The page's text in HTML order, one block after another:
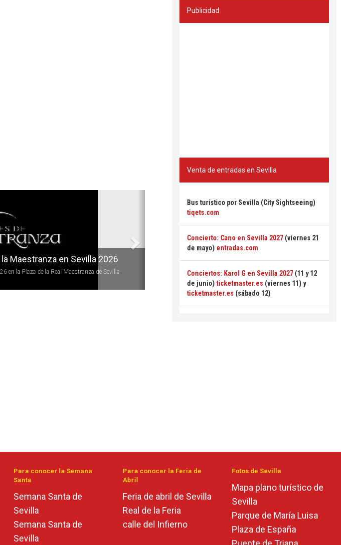
Maestranza en Sevilla 2026
en la Plaza de la Real Maestranza de Sevilla
Publicidad
Venta de entradas en Sevilla
Bus turístico por Sevilla (City Sightseeing)
tiqets.com
Concierto: Cano en Sevilla 2027 (viernes 21
de mayo) entradas.com
Conciertos: Karol G en Sevilla 2027 (11 y 12
de junio) ticketmaster.es (viernes 11) y
ticketmaster.es (sábado 12)
Para conocer la Semana
Santa
Semana Santa de
Sevilla
Semana Santa de
Sevilla
Para conocer la Feria de
Abril
Feria de abril de Sevilla
Real de la Feria
calle del Infierno
Fotos de Sevilla
Mapa plano turístico de
Sevilla
Parque de María Luisa
Plaza de España